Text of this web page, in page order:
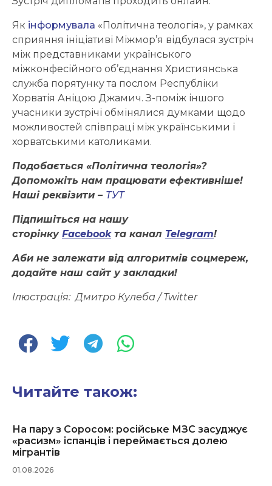
Як інформувала «Політична теологія», у рамках
сприяння ініціативі Міжмор’я відбулася зустріч
між представниками українського
міжконфесійного об’єднання Християнська
служба порятунку та послом Республіки
Хорватія Аніцою Джамич. З-поміж іншого
учасники зустрічі обмінялися думками щодо
можливостей співпраці між українськими і
хорватськими католиками.
Подобається «Політична теологія»?
Допоможіть нам працювати ефективніше!
Наші реквізити – ТУТ
Підпишіться на нашу
сторінку Facebookта канал Telegram!
Аби не залежати від алгоритмів соцмереж,
додайте наш сайт у закладки!
Ілюстрація: Дмитро Кулеба / Twitter
Читайте також:
На пару з Соросом: російське МЗС засуджує
«расизм» іспанців і переймається долею
мігрантів
01.08.2026